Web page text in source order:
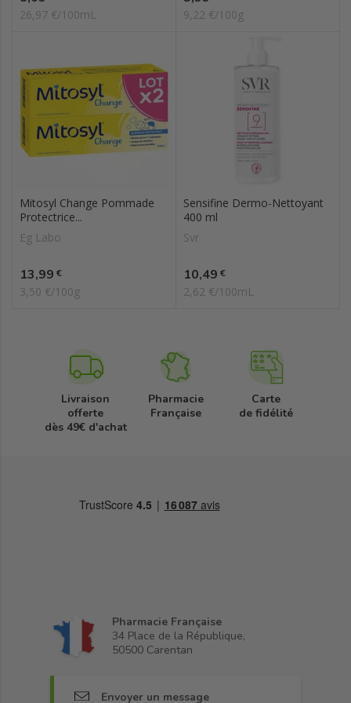
26,97 €/100mL 9,22 €/100g
Mitosyl Change Pommade
Protectrice...
Eg Labo
Prix
13,99 €
3,50 €/100g
Sensifine Dermo-Nettoyant
400 ml
Svr
Prix
10,49 €
2,62 €/100mL
Livraison
offerte
dès 49€ d'achat
Pharmacie
Française
Carte
de fidélité
Pharmacie Française
34 Place de la République,
50500 Carentan
Envoyer un message